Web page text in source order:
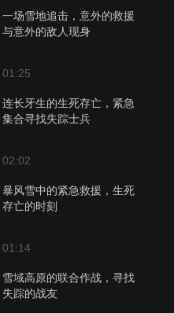
一场雪地追击，意外的救援
与意外的敌人现身
01:25
连长牙生的生死存亡，紧急
集合寻找失踪士兵
02:02
暴风雪中的紧急救援，生死
存亡的时刻
01:14
雪域高原的联合作战，寻找
失踪的战友